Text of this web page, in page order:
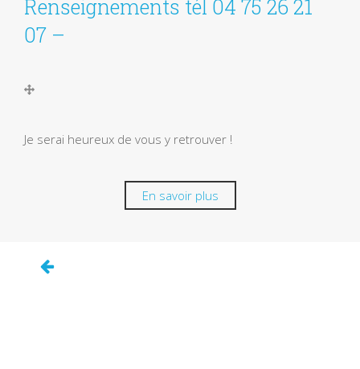
Renseignements tél 04 75 26 21
07 –
Je serai heureux de vous y retrouver !
En savoir plus